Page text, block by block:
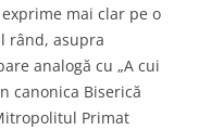
mai clar pe o
rând, asupra
analogă cu „A cui
canonica Biserică
Primat